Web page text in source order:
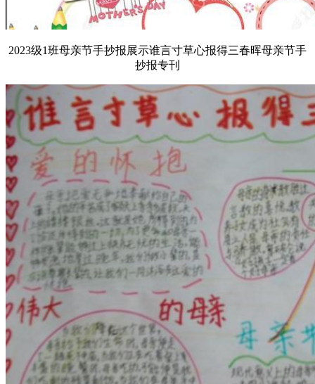
2023级1班母亲节手抄报展示谁言寸草心报得三春晖母亲节手
抄报专刊